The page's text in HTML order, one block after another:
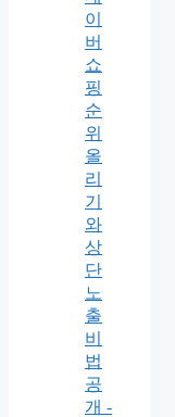
이
버
쇼
핑
순
위
올
리
기
와
상
단
노
출
비
법
공
개 -